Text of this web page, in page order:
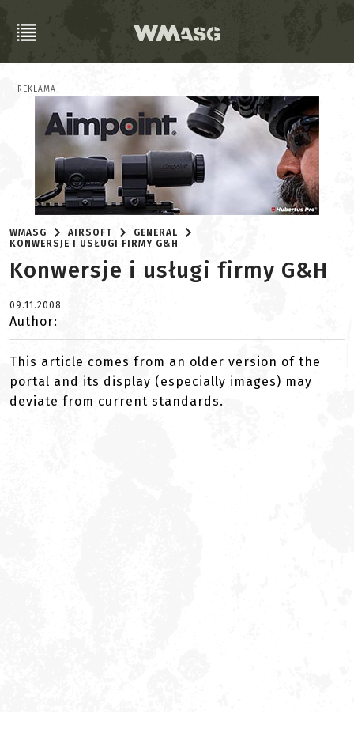
REKLAMA
WMASG AIRSOFT
GENERAL
KONWERSJE I USŁUGI FIRMY G&H
Konwersje i usługi firmy G&H
09.11.2008
Author:
This article comes from an older version of the
portal and its display (especially images) may
deviate from current standards.